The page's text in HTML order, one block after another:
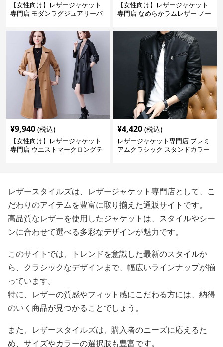
【女性向け】レザージャケット
専門店 モダンラグジュアリーパ
【女性向け】レザージャケット
専門店 なめらかラムレザー ノー
¥9,940 (税込)
【女性向け】レザージャケット
専門店 ウエストマークロングテ
¥4,420 (税込)
レザージャケット専門店 プレミ
アムクラシック スタンドカラー
レザースタイルズは、レザージャケット専門店として、こ
だわりのアイテムを豊富に取り揃えた通販サイトです。
高品質なレザーを使用したジャケットは、スタイルやシー
ンに合わせて選べる多彩なデザインが魅力です。
このサイトでは、トレンドを意識した最新のスタイルか
ら、クラシックなデザインまで、幅広いラインナップが揃
っています。
特に、レザーの質感やフィット感にこだわる方には、納得
のいく商品が見つかることでしょう。
また、レザースタイルズは、購入者のニーズに応えるた
め、サイズやカラーの選択肢も豊富です。